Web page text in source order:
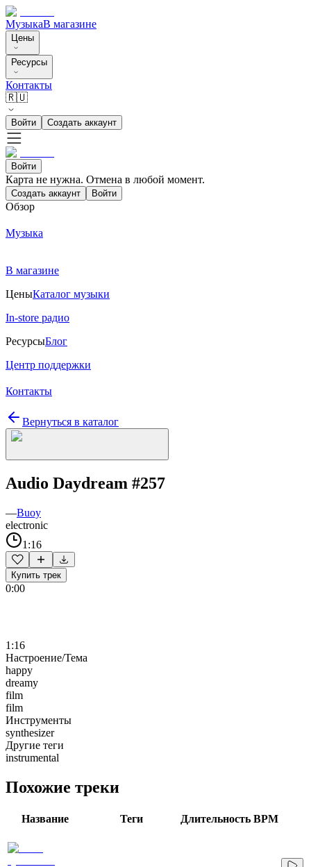
МузыкаВ магазине
Цены
Ресурсы
Контакты
🇷🇺
Войти Создать аккаунт
Войти
Карта не нужна. Отмена в любой момент.
Создать аккаунт Войти
Обзор
Музыка
В магазине
ЦеныКаталог музыки
In-store радио
РесурсыБлог
Центр поддержки
Контакты
Вернуться в каталог
Audio Daydream #257
—Buoy
electronic
1:16
Купить трек
0:00
1:16
Настроение/Тема
happy
dreamy
film
film
Инструменты
synthesizer
Другие теги
instrumental
Похожие треки
Название Теги Длительность BPM